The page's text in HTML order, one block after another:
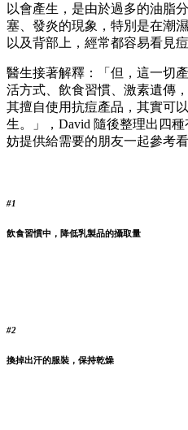
以會產生，是由於過多的油脂
塞、發炎的現象，特別是在潮
以及背部上，經常都容易看見
醫生接著解釋：「但，這一切
活方式、飲食習慣、激素遺傳
其擅自使用抗痘產品，其實可
生。」，David 隨後整理出四
妨提供給需要的朋友一起參考看
#1
飲食習慣中，降低乳製品的攝取量
#2
換掉出汗的服裝，保持乾燥